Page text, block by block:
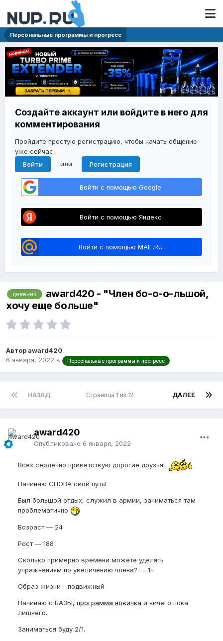
Персональные программы и прогресс
Создайте аккаунт или войдите в него для
комментирования
Пройдите простую регистрацию, чтобы начать общение
уже сейчас.
Войти
или Регистрация
Войти с помощью Google
Войти с помощью Яндекс
Войти с помощью MAIL.RU
дневник
award420 - "Член бо-о-о-льшой,
хочу еще больше"
Автор award420
6 января, 2022 в Персональные программы и прогресс
НАЗАД ДАЛЕЕ
Страница 1 из 12
award420
Опубликовано 6 января, 2022
Всех сердечно приветствую дорогие друзья!
Начинаю СНОВА свой путь!
Был большой отдых, служил в армии, заниматься там
проблематично
Возраст — 24
Рост — 188
Сколько примерно времени можете уделять
упражнениям по увеличению члена? — 1ч
Образ жизни - подвижный
Начинаю с БАЗЫ, программа новичка и ничего пока
лишнего.
Заниматься буду 2/1.